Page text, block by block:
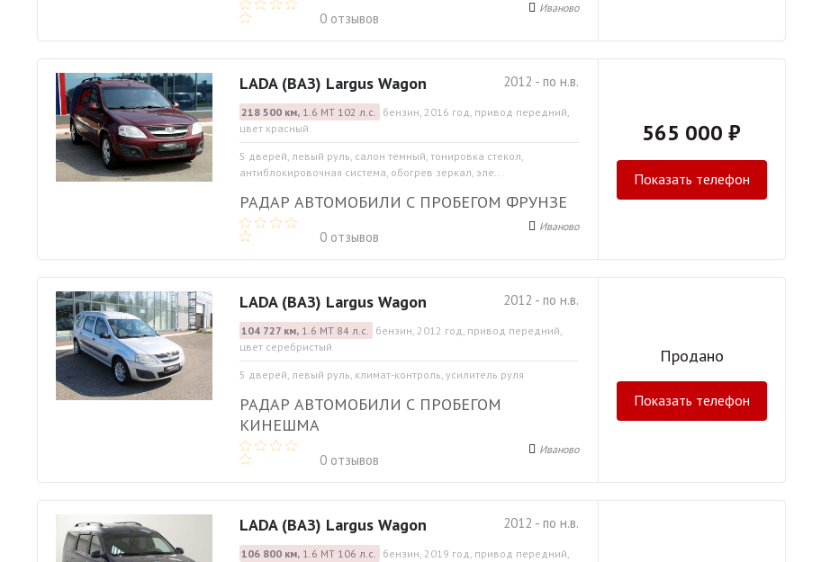
0 отзывов
Иваново
2012 - по н.в.
LADA (ВАЗ) Largus Wagon
218 500 км,1.6 МТ 102 л.с. бензин, 2016 год, привод передний,
цвет красный
5 дверей, левый руль, салон темный, тонировка стекол,
антиблокировочная система, обогрев зеркал, эле...
РАДАР АВТОМОБИЛИ С ПРОБЕГОМ ФРУНЗЕ
0 отзывов
Иваново
565 000 ₽
Показать телефон
2012 - по н.в.
LADA (ВАЗ) Largus Wagon
104 727 км,1.6 МТ 84 л.с. бензин, 2012 год, привод передний,
цвет серебристый
5 дверей, левый руль, климат-контроль, усилитель руля
РАДАР АВТОМОБИЛИ С ПРОБЕГОМ
КИНЕШМА
0 отзывов
Иваново
Продано
Показать телефон
2012 - по н.в.
LADA (ВАЗ) Largus Wagon
106 800 км,1.6 МТ 106 л.с. бензин, 2019 год, привод передний,